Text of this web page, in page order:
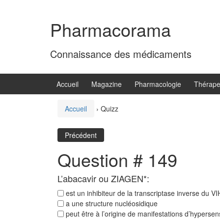
Pharmacorama
Connaissance des médicaments
Accueil Magazine Pharmacologie
Accueil › Quizz
Précédent
Question # 149
L’abacavir ou ZIAGEN*:
est un inhibiteur de la transcriptase inverse du
a une structure nucléosidique
peut être à l’origine de manifestations